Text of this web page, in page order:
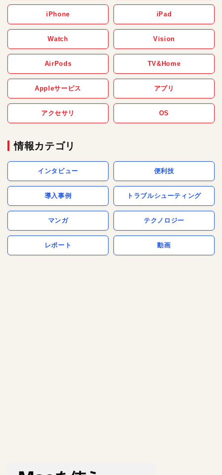
iPhone iPad
Watch Vision
AirPods TV&Home
Appleサービス アプリ
アクセサリ OS
情報カテゴリ
インタビュー 便利技
導入事例 トラブルシューティング
マンガ テクノロジー
レポート 動画